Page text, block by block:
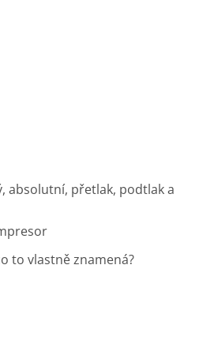
absolutní, přetlak, podtlak a
to vlastně znamená?